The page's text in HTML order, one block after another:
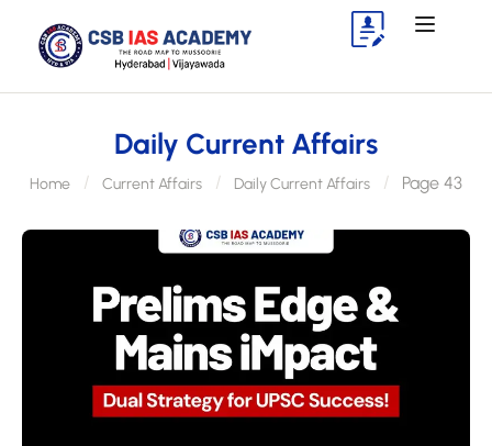
Daily Current Affairs
Home Current Affairs Daily Current Affairs Page 43